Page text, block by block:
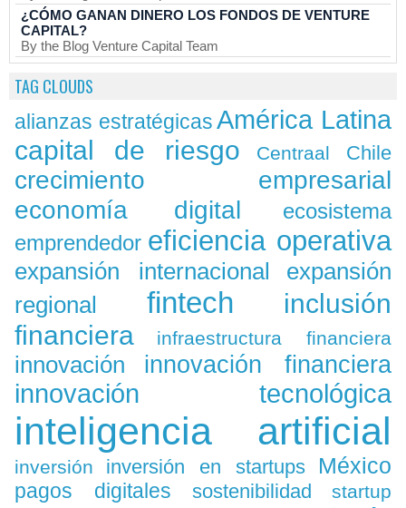
¿CÓMO GANAN DINERO LOS FONDOS DE VENTURE
CAPITAL?
By the Blog Venture Capital Team
TAG CLOUDS
alianzas estratégicas América Latina
capital de riesgo Centraal Chile
crecimiento empresarial
economía digital
ecosistema
emprendedor eficiencia operativa
expansión internacional
expansión
regional
fintech
inclusión
financiera
infraestructura financiera
innovación innovación financiera
innovación tecnológica
inteligencia artificial
inversión inversión en startups México
pagos digitales sostenibilidad
startup